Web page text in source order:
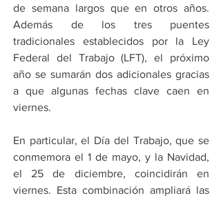
de semana largos que en otros años.
Además de los tres puentes
tradicionales establecidos por la Ley
Federal del Trabajo (LFT), el próximo
año se sumarán dos adicionales gracias
a que algunas fechas clave caen en
viernes.
En particular, el Día del Trabajo, que se
conmemora el 1 de mayo, y la Navidad,
el 25 de diciembre, coincidirán en
viernes. Esta combinación ampliará las